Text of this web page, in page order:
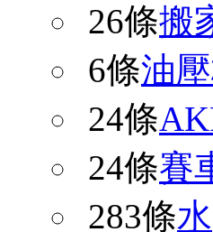
26條搬
6條油
24條
24條賽
283條水